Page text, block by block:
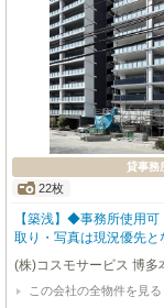
貸事務
22枚
【築浅】◆事務所使用
取り・写真は現況優先
ください！ 福岡の物件
(株)コスモサービス 博多
この会社の全物件を見る